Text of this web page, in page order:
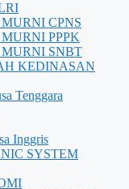
CPNS
PPPK
SNBT
KEDINASAN
Tenggara
Inggris
SYSTEM